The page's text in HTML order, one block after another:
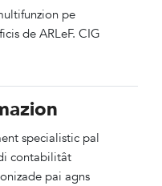
pe
de ARLeF. CIG
specialistic pal
contabilitât
pai agns